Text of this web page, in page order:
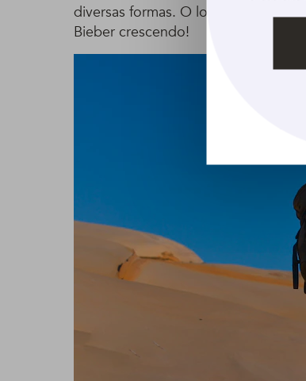
diversas formas. O look levemente
Bieber crescendo!